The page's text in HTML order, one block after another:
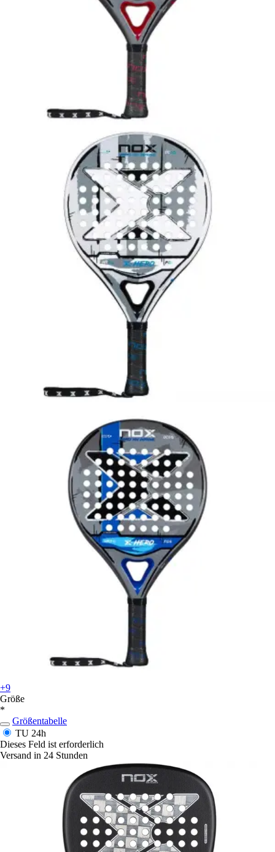
+9
Größe
*
Größentabelle
TU 24h
Dieses Feld ist erforderlich
Versand in 24 Stunden